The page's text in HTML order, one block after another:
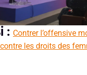
: Contrer l’offensive
les droits des